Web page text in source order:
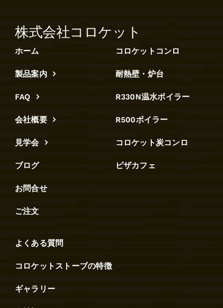
株式会社コロケット
ホーム
製品案内
FAQ
会社概要
見学会
ブログ
お問合せ
ご注文
コロケットコンロ
耐熱壁・炉台
R330N温水ボイラー
R500ボイラー
コロケット炭コンロ
ピザカフェ
よくある質問
コロケットストーブの特徴
ギャラリー